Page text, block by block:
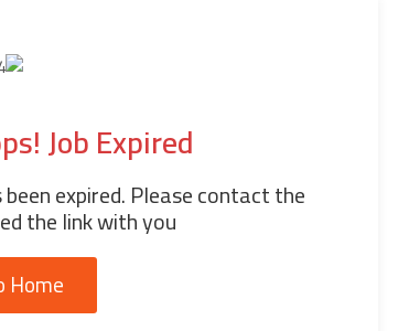
Job Expired
expired. Please contact the
the link with you.
Home